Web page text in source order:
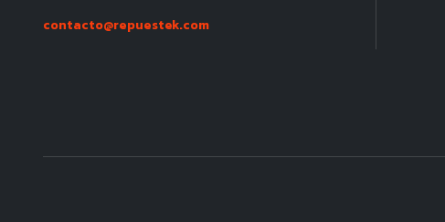
contacto@repuestek.com